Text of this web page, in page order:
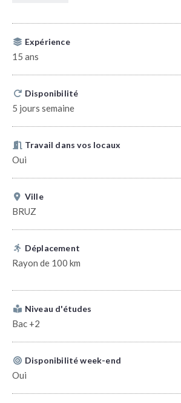
Expérience
15 ans
Disponibilité
5 jours semaine
Travail dans vos locaux
Oui
Ville
BRUZ
Déplacement
Rayon de 100 km
Niveau d'études
Bac +2
Disponibilité week-end
Oui